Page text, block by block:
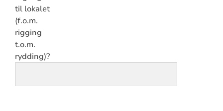
til lokalet
(f.o.m.
rigging
t.o.m.
rydding)?